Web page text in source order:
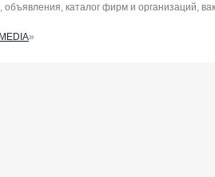
объявления, каталог фирм и организаций,
»